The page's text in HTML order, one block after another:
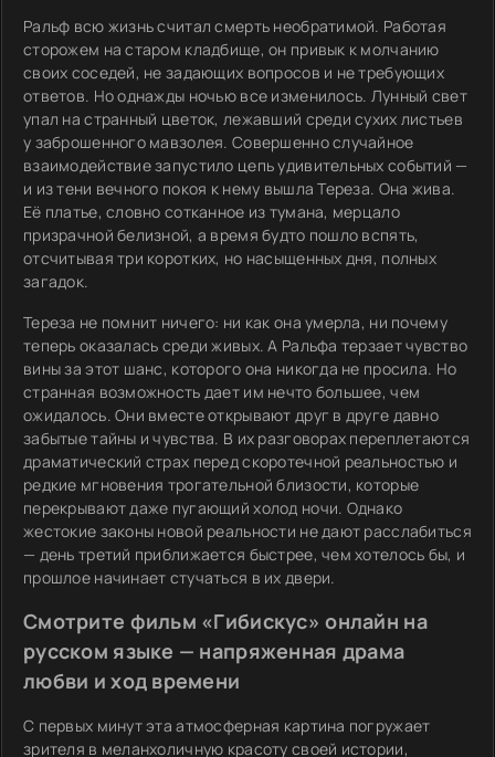
Ральф всю жизнь считал смерть необратимой. Работая
сторожем на старом кладбище, он привык к молчанию
своих соседей, не задающих вопросов и не требующих
ответов. Но однажды ночью все изменилось. Лунный свет
упал на странный цветок, лежавший среди сухих листьев
у заброшенного мавзолея. Совершенно случайное
взаимодействие запустило цепь удивительных событий —
и из тени вечного покоя к нему вышла Тереза. Она жива.
Её платье, словно сотканное из тумана, мерцало
призрачной белизной, а время будто пошло вспять,
отсчитывая три коротких, но насыщенных дня, полных
загадок.
Тереза не помнит ничего: ни как она умерла, ни почему
теперь оказалась среди живых. А Ральфа терзает чувство
вины за этот шанс, которого она никогда не просила. Но
странная возможность дает им нечто большее, чем
ожидалось. Они вместе открывают друг в друге давно
забытые тайны и чувства. В их разговорах переплетаются
драматический страх перед скоротечной реальностью и
редкие мгновения трогательной близости, которые
перекрывают даже пугающий холод ночи. Однако
жестокие законы новой реальности не дают расслабиться
— день третий приближается быстрее, чем хотелось бы, и
прошлое начинает стучаться в их двери.
Смотрите фильм «Гибискус» онлайн на
русском языке — напряженная драма
любви и ход времени
С первых минут эта атмосферная картина погружает
зрителя в меланхоличную красоту своей истории,